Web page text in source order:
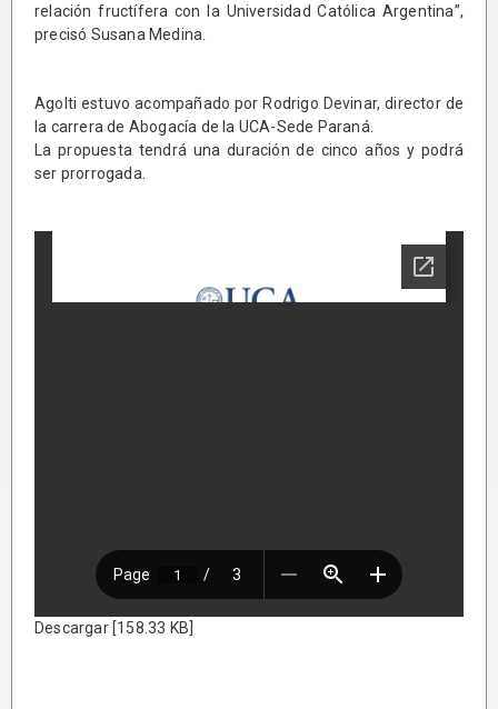
relación fructífera con la Universidad Católica Argentina”,
precisó Susana Medina.
Agolti estuvo acompañado por Rodrigo Devinar, director de
la carrera de Abogacía de la UCA-Sede Paraná.
La propuesta tendrá una duración de cinco años y podrá
ser prorrogada.
Descargar [158.33 KB]